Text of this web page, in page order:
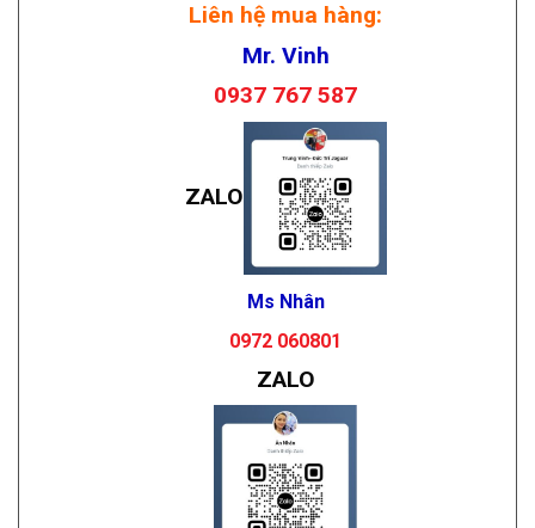
Liên hệ mua hàng:
Mr. Vinh
0937 767 587
ZALO
Ms Nhân
0972 060801
ZALO